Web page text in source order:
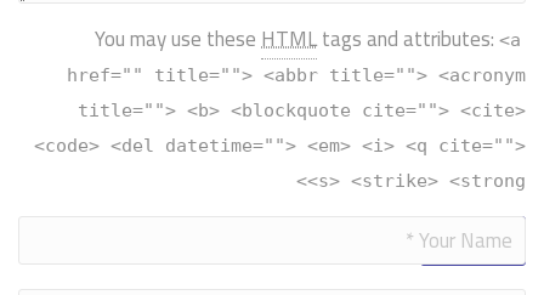
You may use theseHTMLtags and attributes: <a
href="" title=""> <abbr title=""> <acronym
title=""> <b> <blockquote cite=""> <cite>
<code> <del datetime=""> <em> <i> <q cite="">
<s> <strike> <strong>
Alternative: